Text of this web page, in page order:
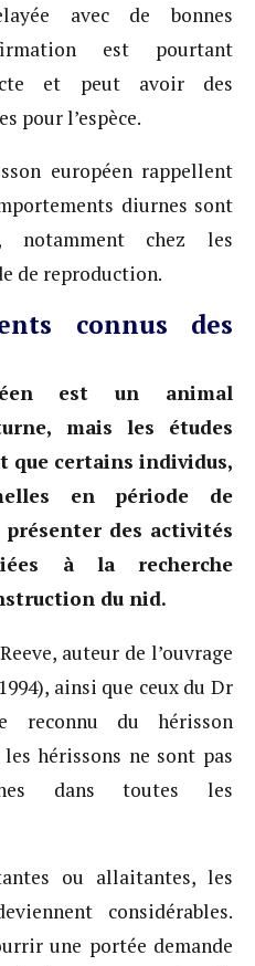
avec de bonnes
est pourtant
et peut avoir des
pour l’espèce.
européen rappellent
diurnes sont
notamment chez les
de reproduction.
connus des
est un animal
mais les études
que certains individus,
en période de
des activités
à la recherche
du nid.
auteur de l’ouvrage
ainsi que ceux du Dr
reconnu du hérisson
hérissons ne sont pas
dans toutes les
ou allaitantes, les
considérables.
une portée demande